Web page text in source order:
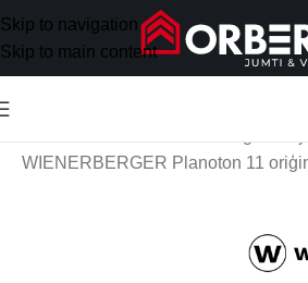
Skip to navigation
Skip to main content
WIENERBERGER Planoton 11